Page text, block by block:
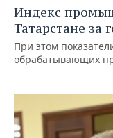
Индекс
Татарстане за
При этом
обрабатывающих